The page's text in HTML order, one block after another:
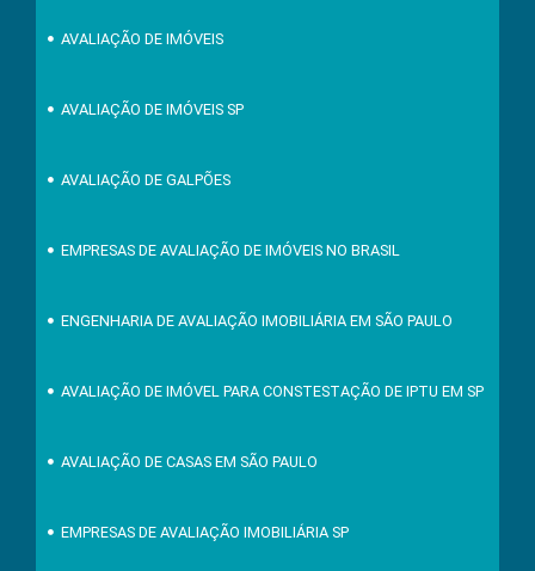
AVALIAÇÃO DE IMÓVEIS
AVALIAÇÃO DE IMÓVEIS SP
AVALIAÇÃO DE GALPÕES
EMPRESAS DE AVALIAÇÃO DE IMÓVEIS NO BRASIL
ENGENHARIA DE AVALIAÇÃO IMOBILIÁRIA EM SÃO PAULO
AVALIAÇÃO DE IMÓVEL PARA CONSTESTAÇÃO DE IPTU EM SP
AVALIAÇÃO DE CASAS EM SÃO PAULO
EMPRESAS DE AVALIAÇÃO IMOBILIÁRIA SP